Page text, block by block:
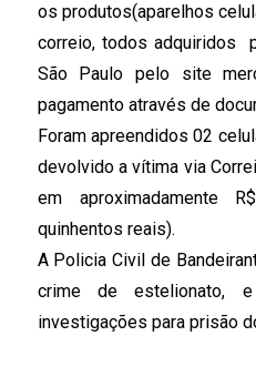
os produtos(aparelhos
correio, todos adquiridos
São Paulo pelo site
pagamento através de
Foram apreendidos 02
devolvido a vítima via
em aproximadamente
quinhentos reais).
A Policia Civil de
crime de estelionato, e
investigações para prisão